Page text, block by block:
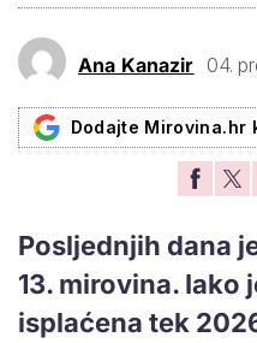
Ana Kanazir 04.
Dodajte Mirovina.hr
Posljednjih dana
13. mirovina. Iako
isplaćena tek